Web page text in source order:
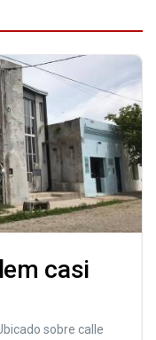
casi
sobre calle